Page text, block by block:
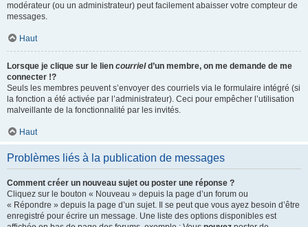
modérateur (ou un administrateur) peut facilement abaisser votre compteur de
messages.
Haut
Lorsque je clique sur le lien courrield’un membre, on me demande de me
connecter !?
Seuls les membres peuvent s’envoyer des courriels via le formulaire intégré (si
la fonction a été activée par l’administrateur). Ceci pour empêcher l’utilisation
malveillante de la fonctionnalité par les invités.
Haut
Problèmes liés à la publication de messages
Comment créer un nouveau sujet ou poster une réponse ?
Cliquez sur le bouton « Nouveau » depuis la page d’un forum ou
« Répondre » depuis la page d’un sujet. Il se peut que vous ayez besoin d’être
enregistré pour écrire un message. Une liste des options disponibles est